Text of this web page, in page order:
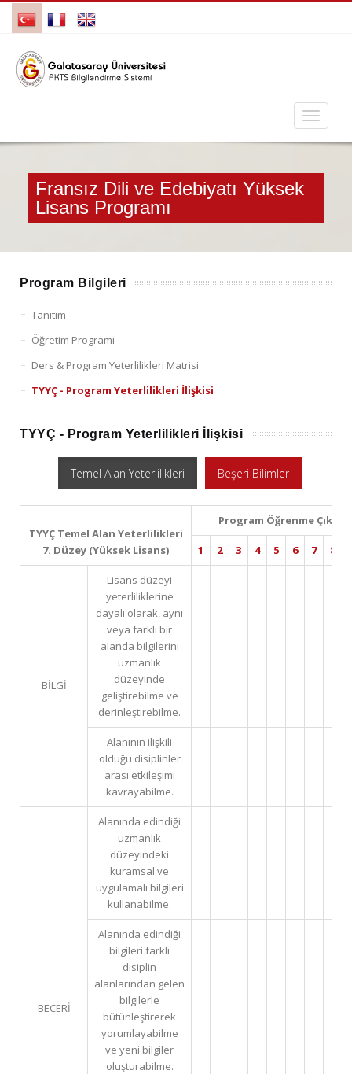
Fransız Dili ve Edebiyatı Yüksek
Lisans Programı
Program Bilgileri
Tanıtım
Öğretim Programı
Ders & Program Yeterlilikleri Matrisi
TYYÇ - Program Yeterlilikleri İlişkisi
TYYÇ - Program Yeterlilikleri İlişkisi
Temel Alan Yeterlilikleri Beşeri Bilimler
TYYÇ Temel Alan Yeterlilikleri
7. Düzey (Yüksek Lisans)
Program Öğrenme
1 2 3 4 5 6 7 8
BİLGİ
Lisans düzeyi
yeterliliklerine
dayalı olarak, aynı
veya farklı bir
alanda bilgilerini
uzmanlık
düzeyinde
geliştirebilme ve
derinleştirebilme.
Alanının ilişkili
olduğu disiplinler
arası etkileşimi
kavrayabilme.
BECERİ
Alanında edindiği
uzmanlık
düzeyindeki
kuramsal ve
uygulamalı bilgileri
kullanabilme.
Alanında edindiği
bilgileri farklı
disiplin
alanlarından gelen
bilgilerle
bütünleştirerek
yorumlayabilme
ve yeni bilgiler
oluşturabilme.